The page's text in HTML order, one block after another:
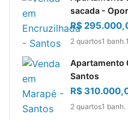
sacada -
R$
2 quartos1 banh.
Apartamento
Santos
R$
2 quartos1 banh.